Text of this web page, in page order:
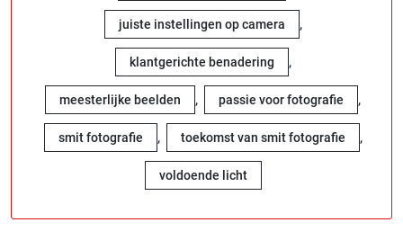
juiste instellingen op camera ,
klantgerichte benadering ,
meesterlijke beelden , passie voor fotografie ,
smit fotografie , toekomst van smit fotografie ,
voldoende licht